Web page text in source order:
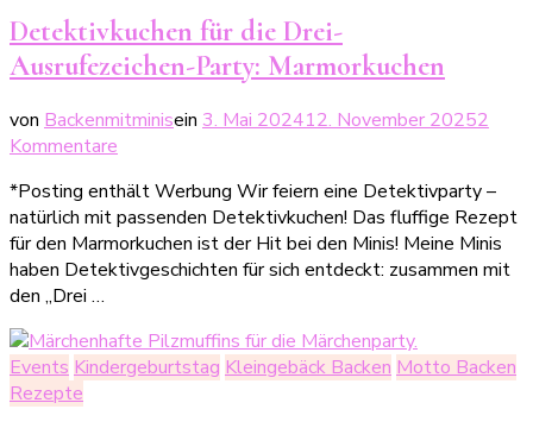
Detektivkuchen für die Drei-
Ausrufezeichen-Party: Marmorkuchen
von Backenmitminisein 3. Mai 202412. November 20252
Kommentare
für
die
Drei-
Ausrufezeichen-
Marmorkuchen
*Posting enthält Werbung Wir feiern eine Detektivparty –
natürlich mit passenden Detektivkuchen! Das fluffige Rezept
für den Marmorkuchen ist der Hit bei den Minis! Meine Minis
haben Detektivgeschichten für sich entdeckt: zusammen mit
den „Drei …
Events Kindergeburtstag Kleingebäck Backen Motto Backen
Rezepte